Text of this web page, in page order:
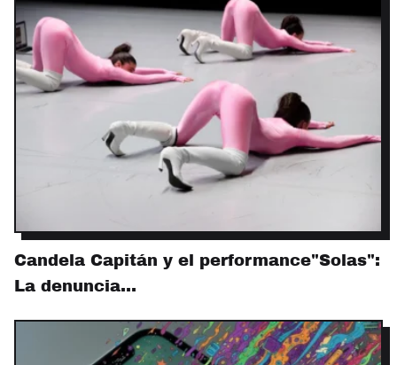
Candela Capitán y el performance"Solas":
La denuncia…